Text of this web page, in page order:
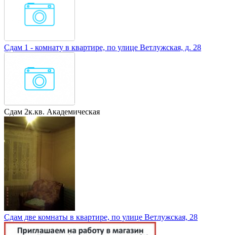
Сдам 1 - комнату в квартире, по улице Ветлужская, д. 28
Сдам 2к.кв. Академическая
Сдам две комнаты в квартире, по улице Ветлужская, 28